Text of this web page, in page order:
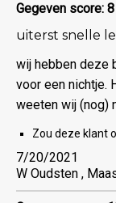
Gegeven score: 8
uiterst snelle
wij hebben deze
voor een nichtje.
weeten wij (nog)
Zou deze klant
7/20/2021
W Oudsten ,